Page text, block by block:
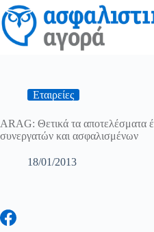
Εταιρείες
ARAG: Θετικά τα αποτελέσματα
συνεργατών και ασφαλισμένων
18/01/2013